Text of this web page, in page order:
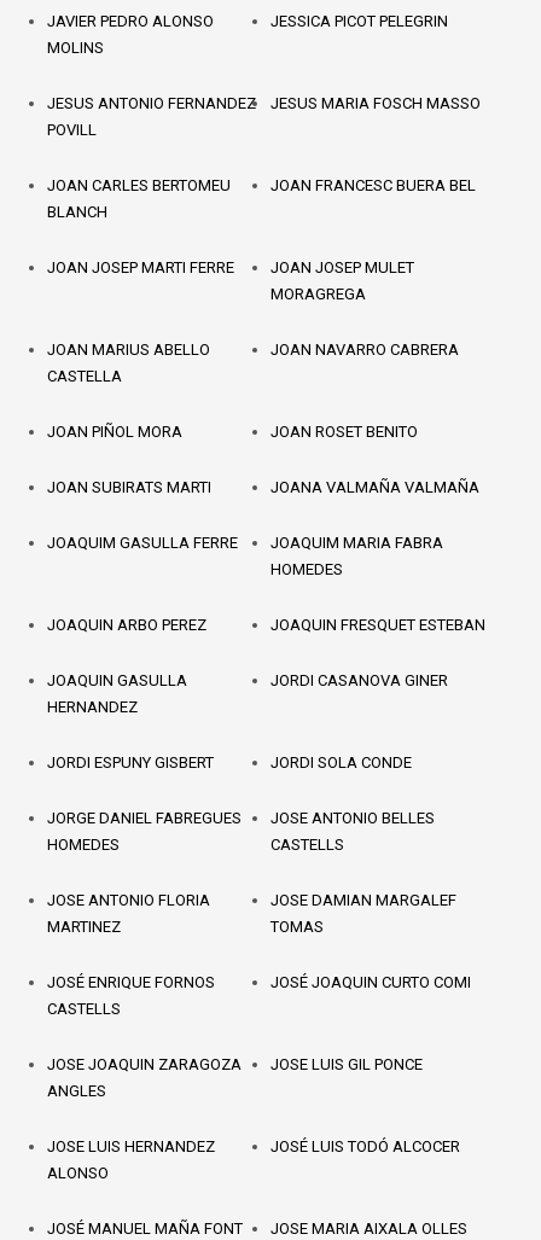
JAVIER PEDRO ALONSO
MOLINS
JESSICA PICOT PELEGRIN
JESUS ANTONIO FERNANDEZ
POVILL
JESUS MARIA FOSCH MASSO
JOAN CARLES BERTOMEU
BLANCH
JOAN FRANCESC BUERA BEL
JOAN JOSEP MARTI FERRE
JOAN JOSEP MULET
MORAGREGA
JOAN MARIUS ABELLO
CASTELLA
JOAN NAVARRO CABRERA
JOAN PIÑOL MORA JOAN ROSET BENITO
JOAN SUBIRATS MARTI JOANA VALMAÑA VALMAÑA
JOAQUIM GASULLA FERRE
JOAQUIM MARIA FABRA
HOMEDES
JOAQUIN ARBO PEREZ JOAQUIN FRESQUET ESTEBAN
JOAQUIN GASULLA
HERNANDEZ
JORDI CASANOVA GINER
JORDI ESPUNY GISBERT JORDI SOLA CONDE
JORGE DANIEL FABREGUES
HOMEDES
JOSE ANTONIO BELLES
CASTELLS
JOSE ANTONIO FLORIA
MARTINEZ
JOSE DAMIAN MARGALEF
TOMAS
JOSÉ ENRIQUE FORNOS
CASTELLS
JOSÉ JOAQUIN CURTO COMI
JOSE JOAQUIN ZARAGOZA
ANGLES
JOSE LUIS GIL PONCE
JOSE LUIS HERNANDEZ
ALONSO
JOSÉ LUIS TODÓ ALCOCER
JOSÉ MANUEL MAÑA FONT JOSE MARIA AIXALA OLLES